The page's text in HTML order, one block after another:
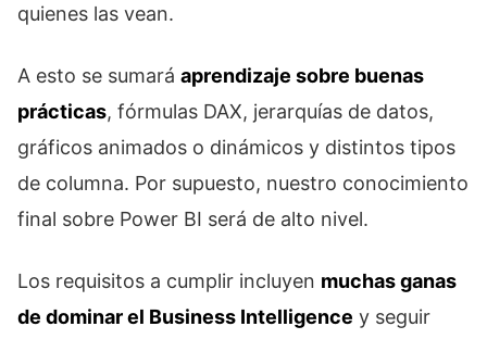
quienes las vean.
A esto se sumará aprendizaje sobre buenas
prácticas, fórmulas DAX, jerarquías de datos,
gráficos animados o dinámicos y distintos tipos
de columna. Por supuesto, nuestro conocimiento
final sobre Power BI será de alto nivel.
Los requisitos a cumplir incluyen muchas ganas
de dominar el Business Intelligence y seguir